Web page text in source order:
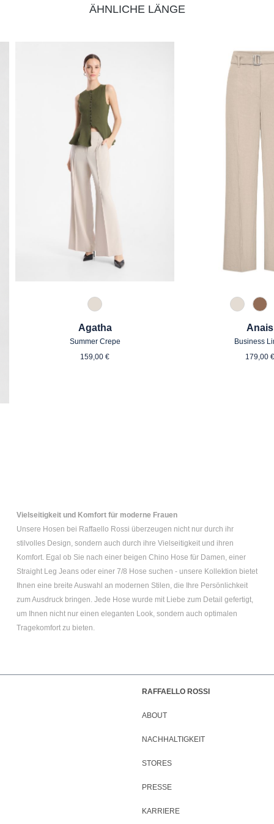
ÄHNLICHE LÄNGE
343 Marzipan
Agatha
Summer Crepe
Regulärer Preis:
159,00 €
343
Anais
Business
179,00 €
Vielseitigkeit und Komfort für moderne Frauen
Unsere Hosen bei Raffaello Rossi überzeugen nicht nur durch ihr
stilvolles Design, sondern auch durch ihre Vielseitigkeit und ihren
Komfort. Egal ob Sie nach einer beigen Chino Hose für Damen, einer
Straight Leg Jeansoder einer 7/8 Hose suchen - unsere Kollektion bietet
Ihnen eine breite Auswahl an modernen Stilen, die Ihre Persönlichkeit
zum Ausdruck bringen. Jede Hose wurde mit Liebe zum Detail gefertigt,
um Ihnen nicht nur einen eleganten Look, sondern auch optimalen
Tragekomfort zu bieten.
RAFFAELLO ROSSI
ABOUT
NACHHALTIGKEIT
STORES
PRESSE
KARRIERE